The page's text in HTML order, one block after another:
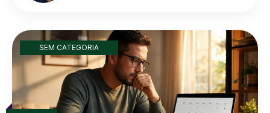
SEM CATEGORIA